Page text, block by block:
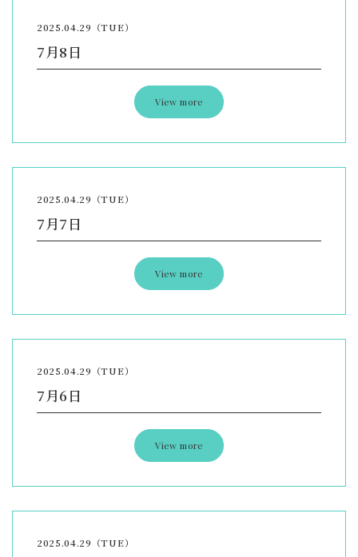
2025.04.29（TUE）
7月8日
View more
2025.04.29（TUE）
7月7日
View more
2025.04.29（TUE）
7月6日
View more
2025.04.29（TUE）